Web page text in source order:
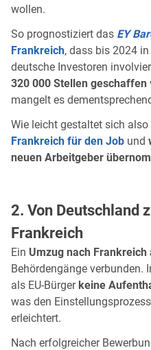
wollen.
So prognostiziert das EY
Frankreich, dass bis 2024
deutsche Investoren
320 000 Stellen geschaffen
mangelt es
Wie leicht gestaltet sich also
Frankreich für den Job und
neuen Arbeitgeber
2. Von Deutschland
Frankreich
Ein Umzug nach Frankreich
Behördengänge verbunden.
als EU-Bürger keine
was den
erleichtert.
Nach erfolgreicher